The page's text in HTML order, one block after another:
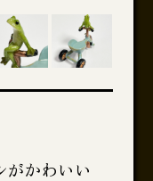
かわいい